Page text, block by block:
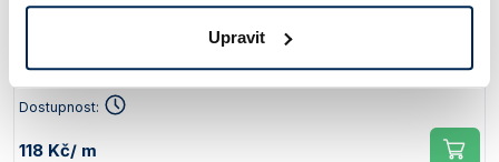
Upravit
18
Dostupnost:
118 Kč/ m